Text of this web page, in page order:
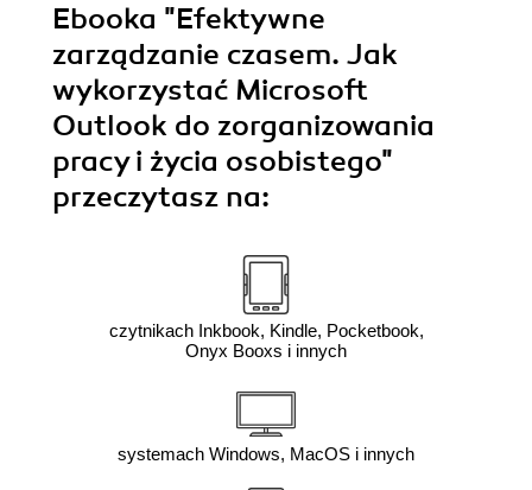
Ebooka "Efektywne
zarządzanie czasem. Jak
wykorzystać Microsoft
Outlook do zorganizowania
pracy i życia osobistego"
przeczytasz na:
czytnikach Inkbook, Kindle, Pocketbook,
Onyx Booxs i innych
systemach Windows, MacOS i innych